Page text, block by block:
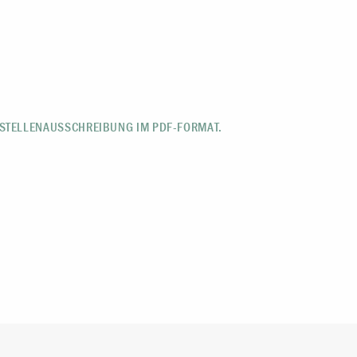
IM PDF-FORMAT.